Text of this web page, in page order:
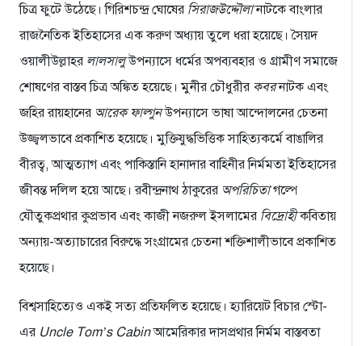
চিত্র ফুটে উঠেছে। গিরিশচন্দ্র ঘোষের সিরাজউদ্দৌলানাটকে বাংলার
রাজনৈতিক ইতিহাসের এক করুণ অধ্যায় তুলে ধরা হয়েছে। সৈয়দ
ওয়ালীউল্লাহর লালসালুউপন্যাসে ধর্মের অপব্যবহার ও গ্রামীণ সমাজে
শোষণের বাস্তব চিত্র অঙ্কিত হয়েছে। মুনীর চৌধুরীর কবরনাটক এবং
জহির রায়হানের আরেক ফাল্গুনউপন্যাসে ভাষা আন্দোলনের চেতনা
উজ্জ্বলভাবে প্রকাশিত হয়েছে। মুক্তিযুদ্ধভিত্তিক সাহিত্যকর্মে বাঙালির
বীরত্ব, আত্মত্যাগ এবং পাকিস্তানি হানাদার বাহিনীর নির্মমতা ইতিহাসের
জীবন্ত দলিল হয়ে আছে। রবীন্দ্রনাথ ঠাকুরের অপরিচিতাগল্পে
যৌতুকপ্রথার কুপ্রভাব এবং কাজী নজরুল ইসলামের বিদ্রোহীকবিতায়
অন্যায়-অত্যাচারের বিরুদ্ধে সংগ্রামের চেতনা শক্তিশালীভাবে প্রকাশিত
হয়েছে।
বিশ্বসাহিত্যেও একই সত্য প্রতিফলিত হয়েছে। হ্যারিয়েট বিচার স্টো-
এর Uncle Tom’s Cabinআমেরিকার দাসপ্রথার নির্মম বাস্তবতা